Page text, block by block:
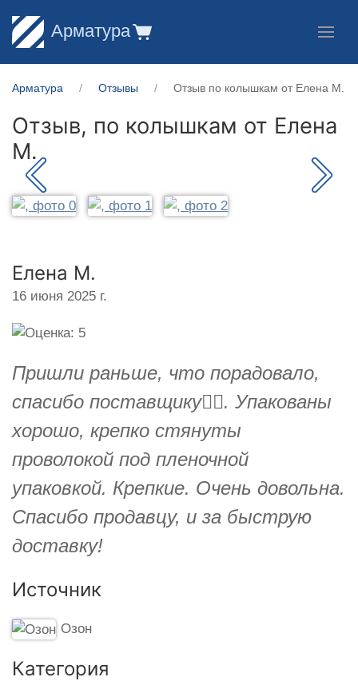
Арматура
Арматура Отзывы Отзыв по колышкам от Елена М.
Отзыв, по колышкам от Елена
М.
Елена М.
16 июня 2025 г.
Пришли раньше, что порадовало,
спасибо поставщику👍🏻. Упакованы
хорошо, крепко стянуты
проволокой под пленочной
упаковкой. Крепкие. Очень довольна.
Спасибо продавцу, и за быструю
доставку!
Источник
Озон
Категория